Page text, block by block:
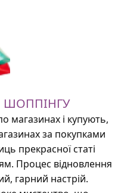
ШОППІНГУ
магазинах і купують,
за покупками
прекрасної статі
Процес відновлення
гарний настрій.